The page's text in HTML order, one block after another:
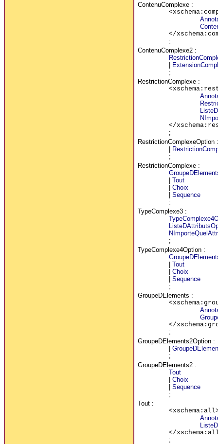
ContenuComplexe:
</
;
ContenuComplexe2:
|
;
RestrictionComplexe:
</
;
RestrictionComplexeOption:
|
;
RestrictionComplexe:
| Tout
| Choix
| Sequence
;
TypeComplexe3:
;
TypeComplexe4Option:
| Tout
| Choix
| Sequence
;
GroupeDElements :
</
;
GroupeDElements2Option:
|
;
GroupeDElements2:
Tout
| Choix
| Sequence
;
Tout:
</
;